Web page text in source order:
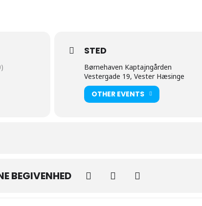
STED
Børnehaven Kaptajngården
Vestergade 19, Vester Hæsinge
OTHER EVENTS
BEGIVENHED